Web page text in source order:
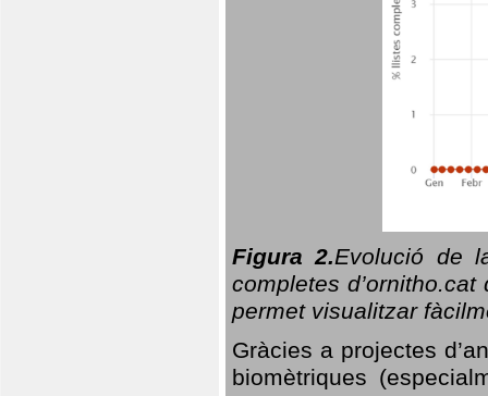
Figura 2.Evolució de
completes
permet visualitzar
Gràcies a projectes
biomètriques